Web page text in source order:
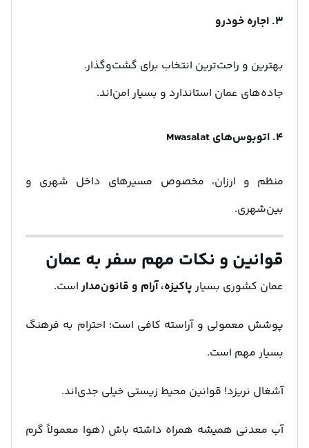
۳. اجاره خودرو
بهترین و راحت‌ترین انتخاب برای گشت‌وگذار.
جاده‌های عمان استاندارد و بسیار امن‌اند.
۴. اتوبوس‌های Mwasalat
منظم و ارزان، مخصوص مسیرهای داخل شهری و
بین‌شهری.
قوانین و نکات مهم سفر به عمان
عمان کشوری بسیارپاکیزه، آرام و قانون‌مداراست.
پوشش معمولی و آراسته کافی است؛ احترام به فرهنگ
بسیار مهم است.
آشغال نریزد! قوانین محیط زیستی خیلی جدی‌اند.
آب معدنی همیشه همراه داشته باش (هوا معمولاً گرم